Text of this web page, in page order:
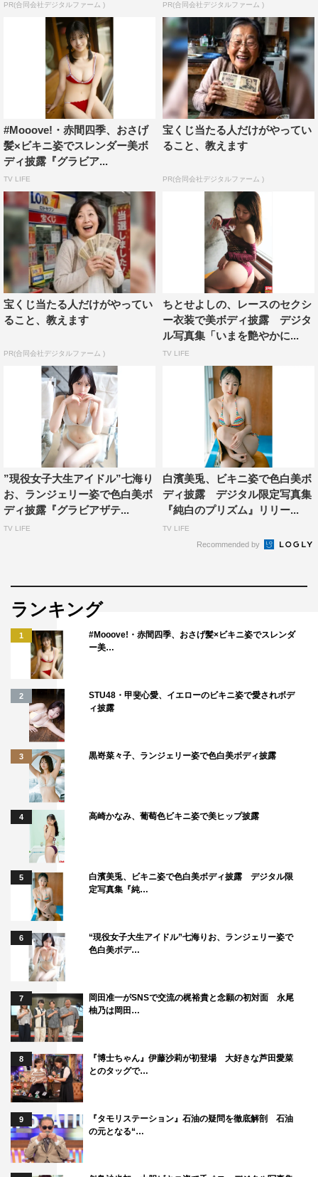
PR(合同会社デジタルファーム ) PR(合同会社デジタルファーム )
#Mooove!・赤間四季、おさげ
髪×ビキニ姿でスレンダー美ボ
ディ披露『グラビア...
TV LIFE
宝くじ当たる人だけがやってい
ること、教えます
PR(合同会社デジタルファーム )
宝くじ当たる人だけがやってい
ること、教えます
PR(合同会社デジタルファーム )
ちとせよしの、レースのセクシ
ー衣装で美ボディ披露 デジタ
ル写真集「いまを艶やかに...
TV LIFE
”現役女子大生アイドル”七海り
お、ランジェリー姿で色白美ボ
ディ披露『グラビアザテ...
TV LIFE
白濱美兎、ビキニ姿で色白美ボ
ディ披露 デジタル限定写真集
『純白のプリズム』リリー...
TV LIFE
Recommended by
ランキング
1
#Mooove!・赤間四季、おさげ髪×ビキニ姿でスレンダ
ー美…
2
STU48・甲斐心愛、イエローのビキニ姿で愛されボデ
ィ披露
3 黒嵜菜々子、ランジェリー姿で色白美ボディ披露
4 高崎かなみ、葡萄色ビキニ姿で美ヒップ披露
5
白濱美兎、ビキニ姿で色白美ボディ披露 デジタル限
定写真集『純…
6
“現役女子大生アイドル”七海りお、ランジェリー姿で
色白美ボデ…
7
岡田准一がSNSで交流の梶裕貴と念願の初対面 永尾
柚乃は岡田…
8
『博士ちゃん』伊藤沙莉が初登場 大好きな芦田愛菜
とのタッグで…
9
『タモリステーション』石油の疑問を徹底解剖 石油
の元となる“…